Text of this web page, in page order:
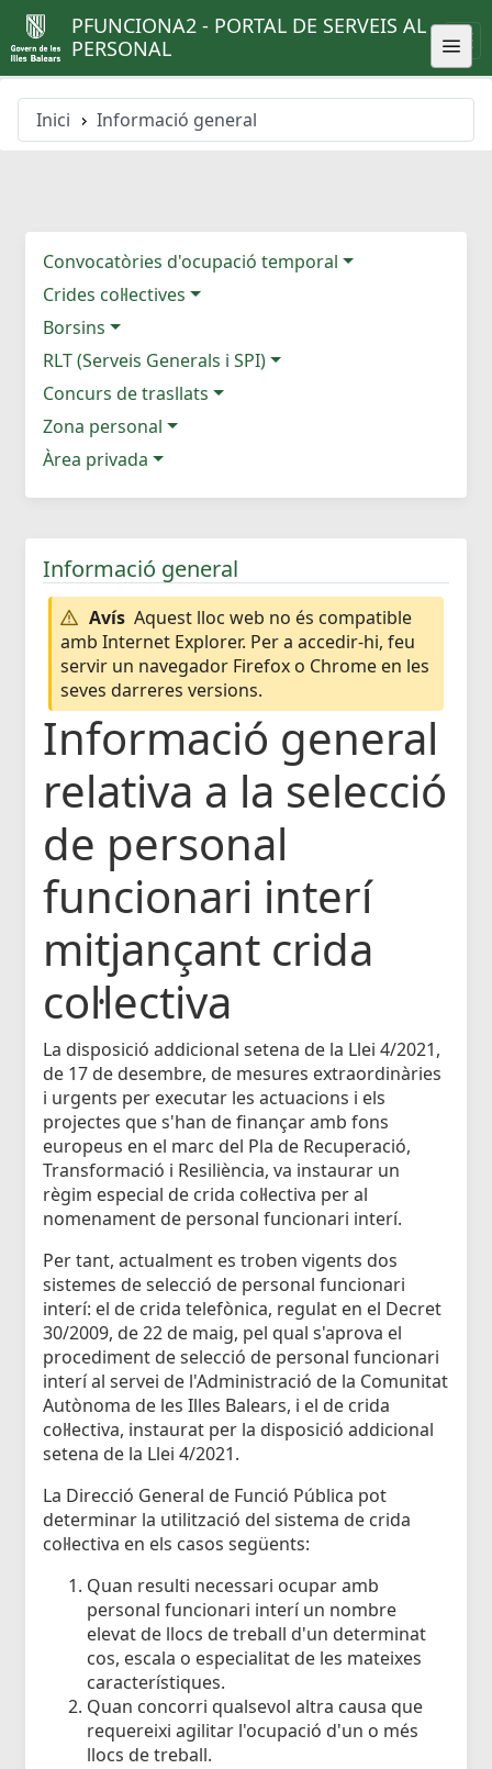
PFUNCIONA2 - PORTAL DE SERVEIS AL
PERSONAL
Inici Informació general
Convocatòries d'ocupació temporal
Crides col·lectives
Borsins
RLT (Serveis Generals i SPI)
Concurs de trasllats
Zona personal
Àrea privada
Informació general
Avís Aquest lloc web no és compatible
amb Internet Explorer. Per a accedir-hi, feu
servir un navegador Firefox o Chrome en les
seves darreres versions.
Informació general
relativa a la selecció
de personal
funcionari interí
mitjançant crida
col·lectiva
La disposició addicional setena de la Llei 4/2021,
de 17 de desembre, de mesures extraordinàries
i urgents per executar les actuacions i els
projectes que s'han de finançar amb fons
europeus en el marc del Pla de Recuperació,
Transformació i Resiliència, va instaurar un
règim especial de crida col·lectiva per al
nomenament de personal funcionari interí.
Per tant, actualment es troben vigents dos
sistemes de selecció de personal funcionari
interí: el de crida telefònica, regulat en el Decret
30/2009, de 22 de maig, pel qual s'aprova el
procediment de selecció de personal funcionari
interí al servei de l'Administració de la Comunitat
Autònoma de les Illes Balears, i el de crida
col·lectiva, instaurat per la disposició addicional
setena de la Llei 4/2021.
La Direcció General de Funció Pública pot
determinar la utilització del sistema de crida
col·lectiva en els casos següents:
Quan resulti necessari ocupar amb
personal funcionari interí un nombre
elevat de llocs de treball d'un determinat
cos, escala o especialitat de les mateixes
característiques.
Quan concorri qualsevol altra causa que
requereixi agilitar l'ocupació d'un o més
llocs de treball.